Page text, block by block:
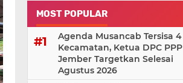
MOST POPULAR
Agenda Musancab Tersisa 4
Kecamatan, Ketua DPC PPP
Jember Targetkan Selesai
Agustus 2026